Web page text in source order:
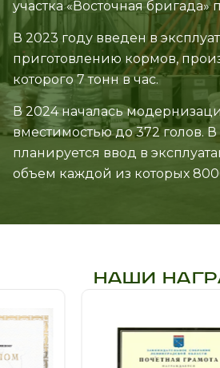
участка «Восточная бригада»
В 2023 году введен в
приготовлению кормов,
которого 7 тонн в час.
В 2024 началась
вместимостью до 372 голов. В
планируется ввод в
объем каждой из которых
НАШИ